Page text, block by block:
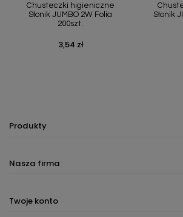
Chusteczki higieniczne
Słonik JUMBO 2W Folia
200szt.
Cena
3,54 zł
Słonik
Produkty
Nasza firma
Twoje konto